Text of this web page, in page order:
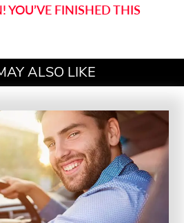
YOU’VE FINISHED THIS
ALSO LIKE